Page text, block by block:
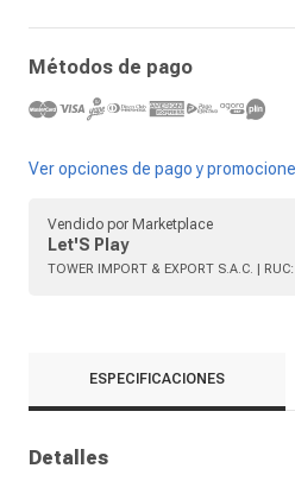
Métodos de pago
Ver opciones de pago y
Vendido por Marketplace
Let'S Play
TOWER IMPORT & EXPORT S.A.C. | RUC:
ESPECIFICACIONES
Detalles